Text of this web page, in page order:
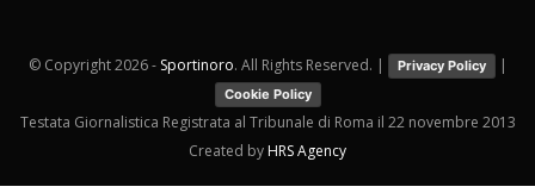
© Copyright2026 - Sportinoro. All Rights Reserved. | Privacy Policy |
Cookie Policy
Testata Giornalistica Registrata al Tribunale di Roma il 22 novembre 2013
Created by HRS Agency